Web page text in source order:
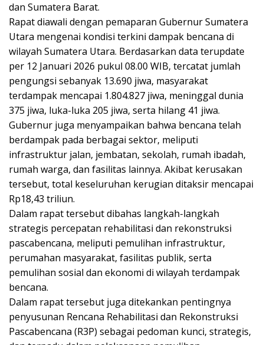
dan Sumatera Barat.
Rapat diawali dengan pemaparan Gubernur Sumatera
Utara mengenai kondisi terkini dampak bencana di
wilayah Sumatera Utara. Berdasarkan data terupdate
per 12 Januari 2026 pukul 08.00 WIB, tercatat jumlah
pengungsi sebanyak 13.690 jiwa, masyarakat
terdampak mencapai 1.804.827 jiwa, meninggal dunia
375 jiwa, luka-luka 205 jiwa, serta hilang 41 jiwa.
Gubernur juga menyampaikan bahwa bencana telah
berdampak pada berbagai sektor, meliputi
infrastruktur jalan, jembatan, sekolah, rumah ibadah,
rumah warga, dan fasilitas lainnya. Akibat kerusakan
tersebut, total keseluruhan kerugian ditaksir mencapai
Rp18,43 triliun.
Dalam rapat tersebut dibahas langkah-langkah
strategis percepatan rehabilitasi dan rekonstruksi
pascabencana, meliputi pemulihan infrastruktur,
perumahan masyarakat, fasilitas publik, serta
pemulihan sosial dan ekonomi di wilayah terdampak
bencana.
Dalam rapat tersebut juga ditekankan pentingnya
penyusunan Rencana Rehabilitasi dan Rekonstruksi
Pascabencana (R3P) sebagai pedoman kunci, strategis,